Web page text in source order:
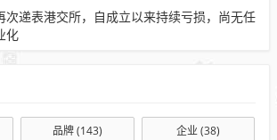
次递表港交所，自成立以来持续亏损，尚无任
化
品牌(143) 企业(38)